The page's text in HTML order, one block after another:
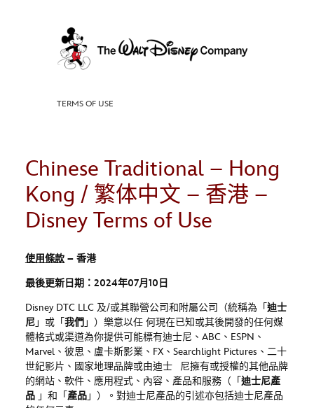
TERMS OF USE
Chinese Traditional – Hong
Kong / 繁体中文 – 香港 –
Disney Terms of Use
使用條款 – 香港
最後更新日期： 2024年07月10 日
Disney DTC LLC 及/或其聯營公司和附屬公司（統稱為「迪士
尼」或「我們 」）樂意以任 何現在已知或其後開發的任何媒
體格式或渠道為你提供可能標有迪士尼、 ABC、 ESPN 、
Marvel、彼思、盧卡斯影業、 FX、 Searchlight Pictures 、二十
世紀影片、國家地理品牌或由迪士 尼擁有或授權的其他品牌
的網站、軟件、應用程式、內容、產品和服務（「迪士尼產
品 」和「 產品」）。對迪士尼產品的引述亦包括迪士尼產品